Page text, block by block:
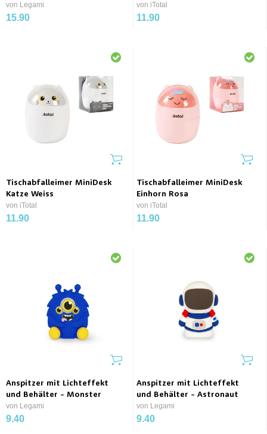
von Legami
15.90
von iTotal
11.90
Tischabfalleimer MiniDesk
Katze Weiss
von iTotal
11.90
Tischabfalleimer MiniDesk
Einhorn Rosa
von iTotal
11.90
Anspitzer mit Lichteffekt
und Behälter - Monster
von Legami
9.40
Anspitzer mit Lichteffekt
und Behälter - Astronaut
von Legami
9.40